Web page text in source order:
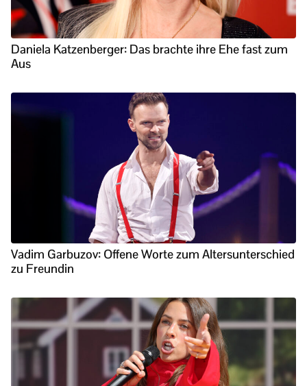
Daniela Katzenberger: Das brachte ihre Ehe fast zum
Aus
Vadim Garbuzov: Offene Worte zum Altersunterschied
zu Freundin